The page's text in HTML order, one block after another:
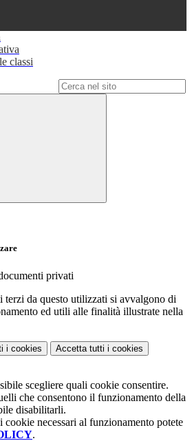
classi
privati
terzi da questo utilizzati si avvalgono di
ed utili alle finalità illustrate nella
i cookies Accetta tutti i cookies
scegliere quali cookie consentire.
che consentono il funzionamento della
disabilitarli.
cookie necessari al funzionamento potete
.